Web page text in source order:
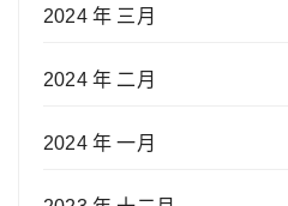
2024 年 三月
2024 年 二月
2024 年 一月